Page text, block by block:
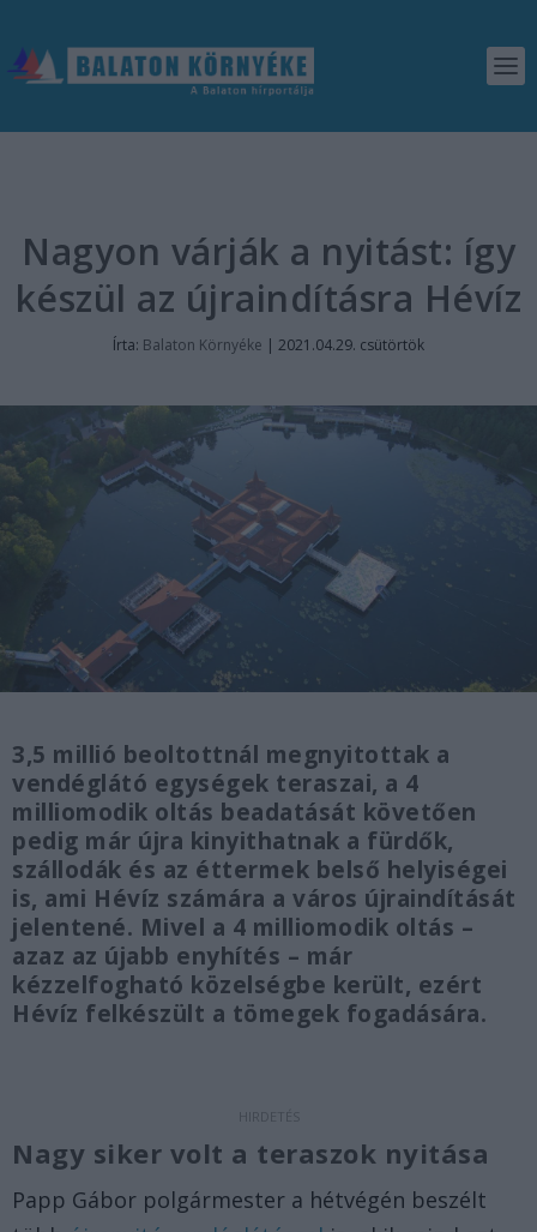
Nagyon várják a nyitást: így
készül az újraindításra Hévíz
Írta: Balaton Környéke | 2021.04.29. csütörtök
3,5 millió beoltottnál megnyitottak a
vendéglátó egységek teraszai, a 4
milliomodik oltás beadatását követően
pedig már újra kinyithatnak a fürdők,
szállodák és az éttermek belső helyiségei
is, ami Hévíz számára a város újraindítását
jelentené. Mivel a 4 milliomodik oltás –
azaz az újabb enyhítés – már
kézzelfogható közelségbe került, ezért
Hévíz felkészült a tömegek fogadására.
Nagy siker volt a teraszok nyitása
Papp Gábor polgármester a hétvégén beszélt